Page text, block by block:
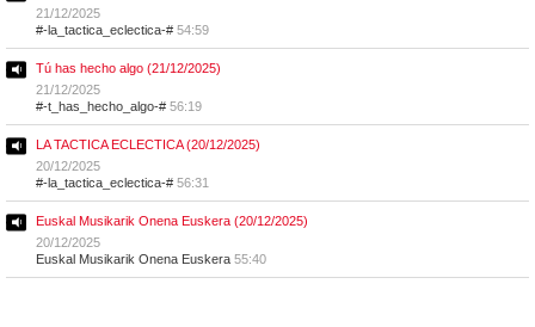
21/12/2025
#-la_tactica_eclectica-# 54:59
Tú has hecho algo (21/12/2025)
21/12/2025
#-t_has_hecho_algo-# 56:19
LA TACTICA ECLECTICA (20/12/2025)
20/12/2025
#-la_tactica_eclectica-# 56:31
Euskal Musikarik Onena Euskera (20/12/2025)
20/12/2025
Euskal Musikarik Onena Euskera 55:40